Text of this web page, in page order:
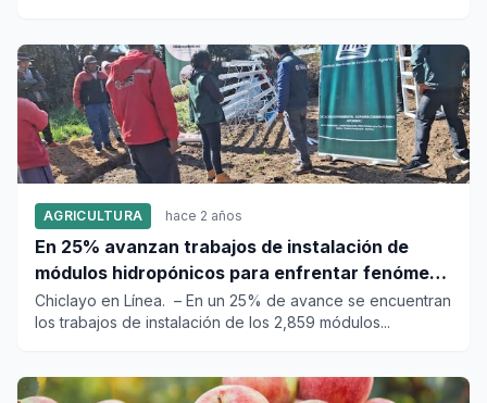
AGRICULTURA hace 2 años
En 25% avanzan trabajos de instalación de
módulos hidropónicos para enfrentar fenómeno
El Niño Global
Chiclayo en Línea. – En un 25% de avance se encuentran
los trabajos de instalación de los 2,859 módulos...